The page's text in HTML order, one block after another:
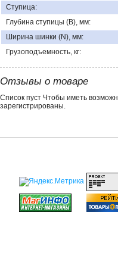
Ступица:
Глубина ступицы (В), мм:
Ширина шинки (N), мм:
Грузоподъемность, кг:
Отзывы о товаре
Список пуст Чтобы иметь
зарегистрированы.